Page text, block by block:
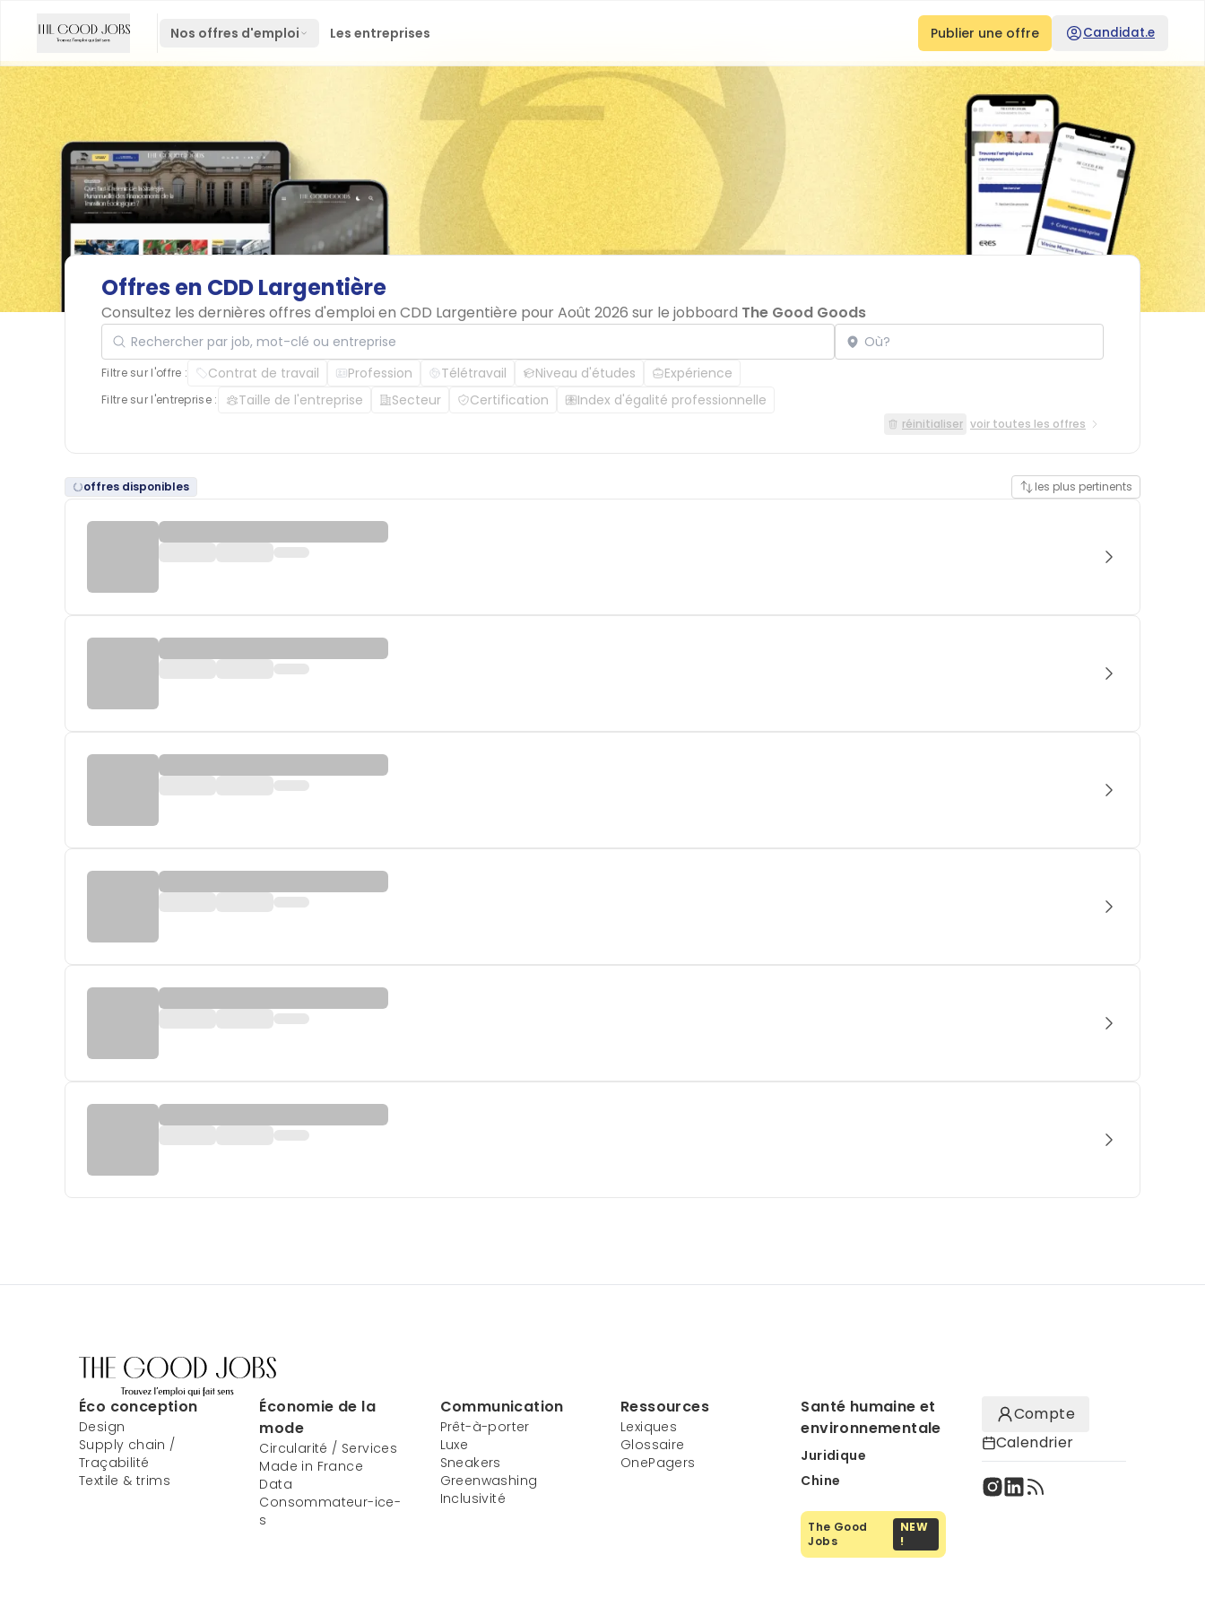
Nos offres d'emploi Les entreprises Publier une offre Candidat.e
Offres en CDDLargentière
Consultez les dernières offres d'emploi en CDD Largentière pour Août 2026 sur le jobboard The Good Goods
Rechercher par job, mot-clé ou entreprise Localisation
Filtre sur l'offre : Contrat de travail Profession Télétravail Niveau d'études Expérience
Filtre sur l'entreprise : Taille de l'entreprise Secteur Certification Index d'égalité professionnelle
réinitialiser voir toutes les offres
offres disponibles les plus pertinents
Éco conception
Design
Supply chain /
Traçabilité
Textile & trims
Économie de la
mode
Circularité / Services
Made in France
Data
Consommateur-ice-
s
Communication
Prêt-à-porter
Luxe
Sneakers
Greenwashing
Inclusivité
Ressources
Lexiques
Glossaire
OnePagers
Santé humaine et
environnementale
Juridique
Chine
The Good
Jobs
NEW
!
Compte
Calendrier